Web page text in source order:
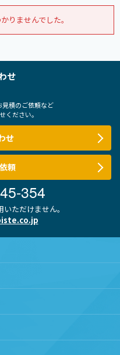
りませんでした。
せ
積のご依頼など
ください。
せ
頼
354
ただけません。